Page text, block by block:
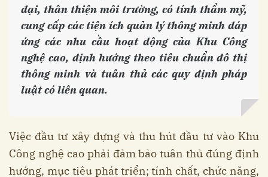
đại, thân thiện môi trường, có tính thẩm mỹ,
cung cấp các tiện ích quản lý thông minh đáp
ứng các nhu cầu hoạt động của Khu Công
nghệ cao, định hướng theo tiêu chuẩn đô thị
thông minh và tuân thủ các quy định pháp
luật có liên quan.
Việc đầu tư xây dựng và thu hút đầu tư vào Khu
Công nghệ cao phải đảm bảo tuân thủ đúng định
hướng, mục tiêu phát triển; tính chất, chức năng,